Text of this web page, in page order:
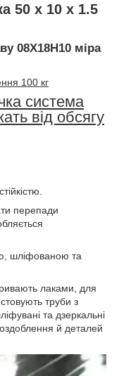
50 х 10 х 1.5
08Х18Н10 міра
100 кг
система
від обсягу
перепади
шліфованою та
лаками, для
труби з
та дзеркальні
й деталей